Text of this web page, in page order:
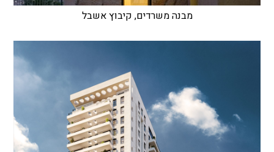
מבנה משרדים, קיבוץ אשבל